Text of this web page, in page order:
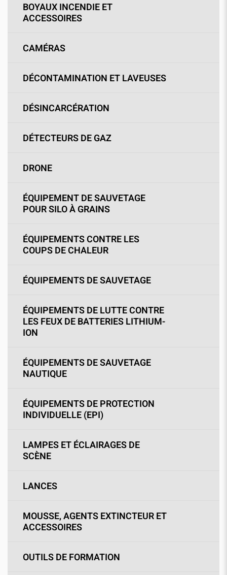
BOYAUX INCENDIE ET
ACCESSOIRES
CAMÉRAS
DÉCONTAMINATION ET LAVEUSES
DÉSINCARCÉRATION
DÉTECTEURS DE GAZ
DRONE
ÉQUIPEMENT DE SAUVETAGE
POUR SILO À GRAINS
ÉQUIPEMENTS CONTRE LES
COUPS DE CHALEUR
ÉQUIPEMENTS DE SAUVETAGE
ÉQUIPEMENTS DE LUTTE CONTRE
LES FEUX DE BATTERIES LITHIUM-
ION
ÉQUIPEMENTS DE SAUVETAGE
NAUTIQUE
ÉQUIPEMENTS DE PROTECTION
INDIVIDUELLE (EPI)
LAMPES ET ÉCLAIRAGES DE
SCÈNE
LANCES
MOUSSE, AGENTS EXTINCTEUR ET
ACCESSOIRES
OUTILS DE FORMATION